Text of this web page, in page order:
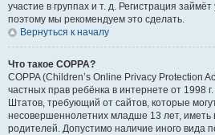
участие в группах и т. д. Регистрация займёт
поэтому мы рекомендуем это сделать.
Вернуться к началу
Что такое COPPA?
COPPA (Children’s Online Privacy Protection
частных прав ребёнка в интернете от 1998
Штатов, требующий от сайтов, которые
несовершеннолетних младше 13 лет, иметь
родителей. Допустимо наличие иного вида